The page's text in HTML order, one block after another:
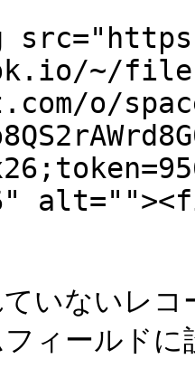
~/
o/
いないレ
ィールド